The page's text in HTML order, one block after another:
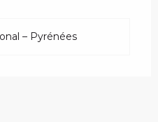
– Pyrénées